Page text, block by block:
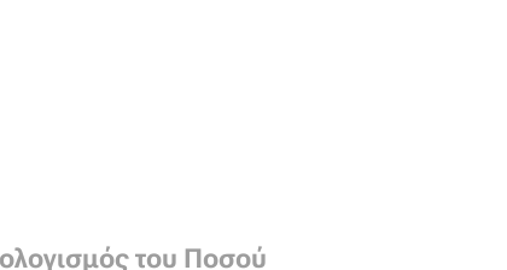
του Ποσού